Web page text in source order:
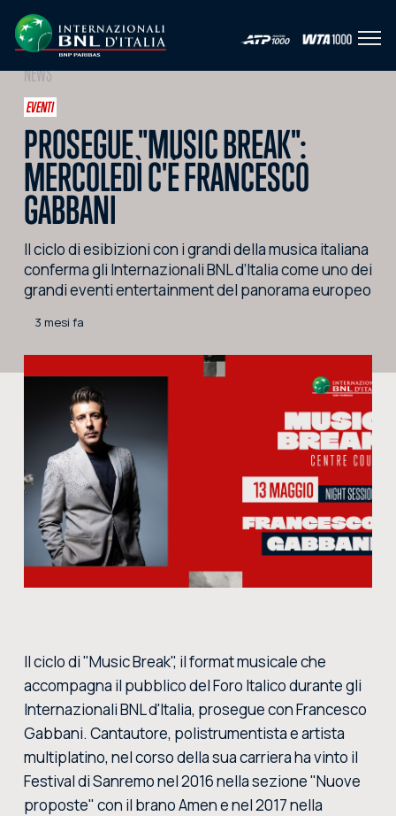
Apri
NEWS
EVENTI
PROSEGUE "MUSIC BREAK":
MERCOLEDÌ C'È FRANCESCO
GABBANI
Il ciclo di esibizioni con i grandi della musica italiana
conferma gli Internazionali BNL d’Italia come uno dei
grandi eventi entertainment del panorama europeo
3 mesi fa
Il ciclo di "Music Break", il format musicale che
accompagna il pubblico del Foro Italico durante gli
Internazionali BNL d'Italia, prosegue con Francesco
Gabbani. Cantautore, polistrumentista e artista
multiplatino, nel corso della sua carriera ha vinto il
Festival di Sanremo nel 2016 nella sezione "Nuove
proposte" con il brano Amen e nel 2017 nella
IT EN
L'EVENTO
NEWS
VIDEO
FOTO
SOCIAL
CORPORATE HOSPITALITY
PARTNERS
CERCA NEL SITO
ACQUISTA I BIGLIETTI
VIVI L’EMOZIONE DEGLI INTERNAZIONALI BNL D’ITALIA DAL VIVO: ACQUISTA I BIGLIETTI CON
LA BIGLIETTERIA CENTRALE DEL FORO ITALICO
ACQUISTA ORA